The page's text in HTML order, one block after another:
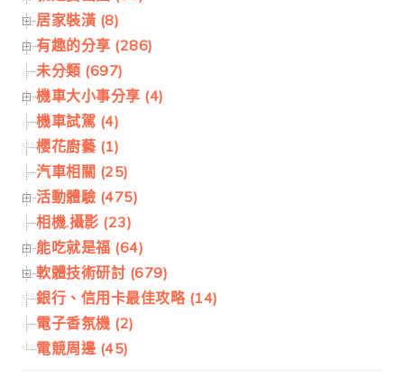
居家裝潢 (8)
有趣的分享 (286)
未分類 (697)
機車大小事分享 (4)
機車試駕 (4)
櫻花廚藝 (1)
汽車相關 (25)
活動體驗 (475)
相機.攝影 (23)
能吃就是福 (64)
軟體技術研討 (679)
銀行、信用卡最佳攻略 (14)
電子香氛機 (2)
電競周邊 (45)